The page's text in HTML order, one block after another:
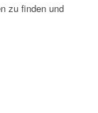
zu finden und